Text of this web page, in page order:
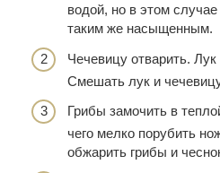
водой, но в этом
таким же насыщенным.
Чечевицу отварить.
Смешать лук и
Грибы замочить в
чего мелко порубить
обжарить грибы и